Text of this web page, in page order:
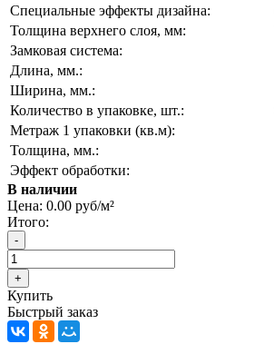
Специальные эффекты дизайна:
Толщина верхнего слоя, мм:
Замковая система:
Длина, мм.:
Ширина, мм.:
Количество в упаковке, шт.:
Метраж 1 упаковки (кв.м):
Толщина, мм.:
Эффект обработки:
В наличии
Цена: 0.00 руб/м²
Итого:
Купить
Быстрый заказ